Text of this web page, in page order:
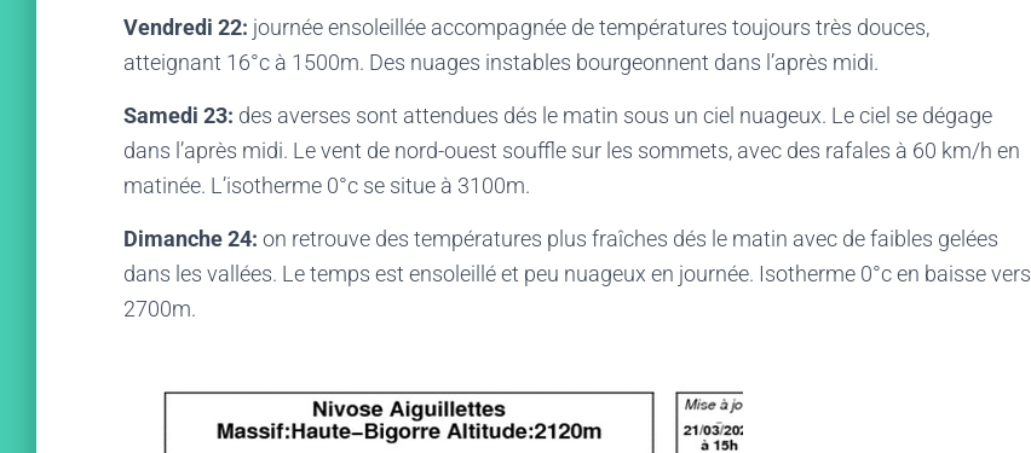
Vendredi 22: journée ensoleillée accompagnée de températures toujours très douces,
atteignant 16°c à 1500m. Des nuages instables bourgeonnent dans l’après midi.
Samedi 23: des averses sont attendues dés le matin sous un ciel nuageux. Le ciel se dégage
dans l’après midi. Le vent de nord-ouest souffle sur les sommets, avec des rafales à 60 km/h en
matinée. L’isotherme 0°c se situe à 3100m.
Dimanche 24: on retrouve des températures plus fraîches dés le matin avec de faibles gelées
dans les vallées. Le temps est ensoleillé et peu nuageux en journée. Isotherme 0°c en baisse vers
2700m.